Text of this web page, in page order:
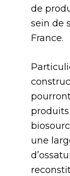
de
sein de
France.
une